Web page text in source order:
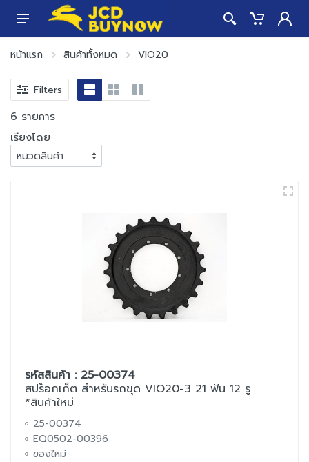
หน้าแรก สินค้าทั้งหมด VIO20
Filters
6 รายการ
เรียงโดย
รหัสสินค้า : 25-00374
สปร๊อกเก็ต สำหรับรถขุด VIO20-3 21 ฟัน 12 รู
*สินค้าใหม่
25-00374
EQ0502-00396
ของใหม่